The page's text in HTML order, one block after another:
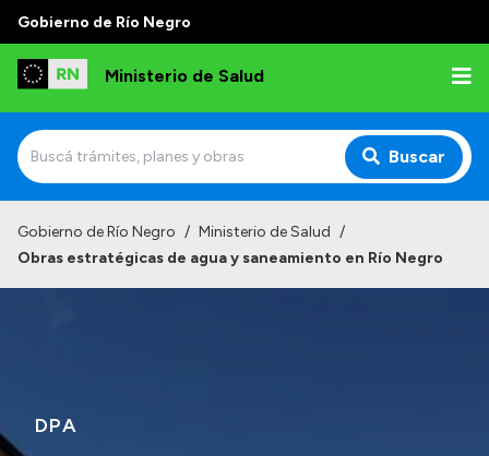
Gobierno de Río Negro
Ministerio de Salud
Buscar
Gobierno de Río Negro / Ministerio de Salud /
Obras estratégicas de agua y saneamiento en Río Negro
DPA